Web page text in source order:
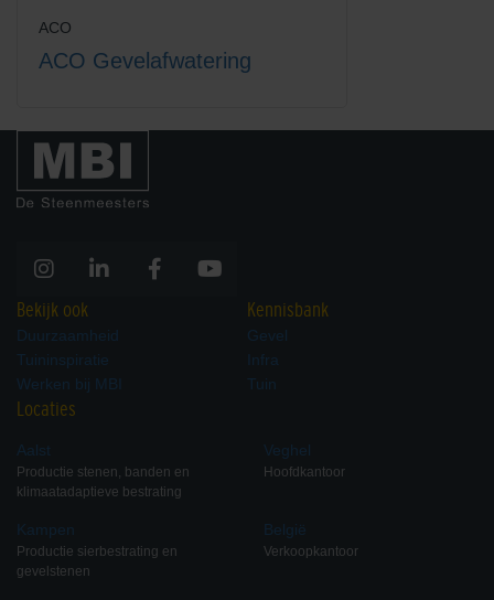
ACO
ACO Gevelafwatering
Bekijk ook
Duurzaamheid
Tuininspiratie
Werken bij MBI
Kennisbank
Gevel
Infra
Tuin
Locaties
Aalst
Productie stenen, banden en
klimaatadaptieve bestrating
Kampen
Productie sierbestrating en
gevelstenen
Veghel
Hoofdkantoor
België
Verkoopkantoor